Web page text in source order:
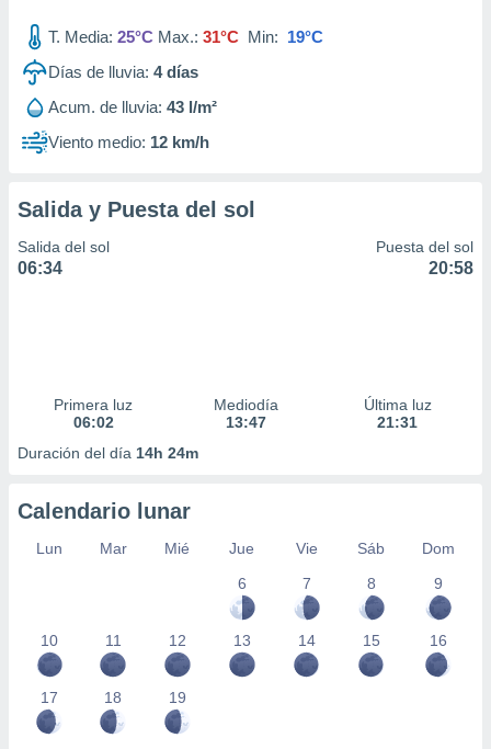
T. Media: 25°C Max.: 31°C Min: 19°C
Días de lluvia: 4días
Acum. de lluvia: 43 l/m²
Viento medio: 12 km/h
Salida y Puesta del sol
Salida del sol
06:34
Puesta del sol
20:58
Primera luz
06:02
Mediodía
13:47
Última luz
21:31
Duración del día 14h 24m
Calendario lunar
Lun Mar Mié Jue Vie Sáb
Dom
6
7 8 9
10 11 12 13 14 15 16
17 18 19